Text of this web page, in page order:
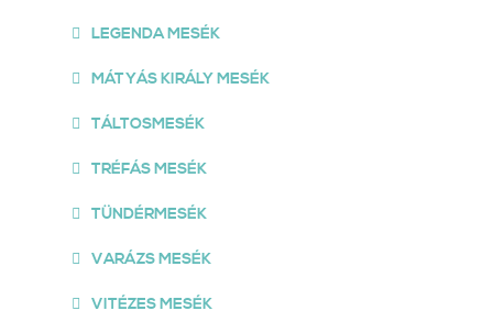
LEGENDA MESÉK
MÁTYÁS KIRÁLY MESÉK
TÁLTOSMESÉK
TRÉFÁS MESÉK
TÜNDÉRMESÉK
VARÁZS MESÉK
VITÉZES MESÉK